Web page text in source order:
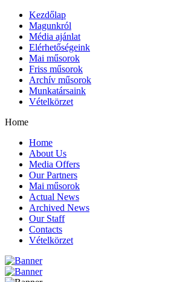
Kezdőlap
Magunkról
Média ajánlat
Elérhetőségeink
Mai műsorok
Friss műsorok
Archív műsorok
Munkatársaink
Vételkörzet
Home
Home
About Us
Media Offers
Our Partners
Mai műsorok
Actual News
Archived News
Our Staff
Contacts
Vételkörzet